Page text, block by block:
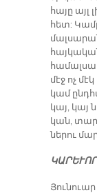
հա­յը այլ
հետ:
մէջ ոչ
կամ
կայ, կայ
կան,
նե­րու